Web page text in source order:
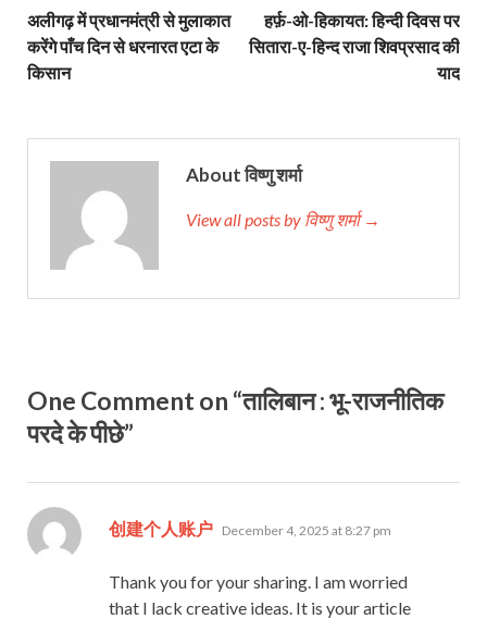
अलीगढ़ में प्रधानमंत्री से मुलाकात
करेंगे पाँच दिन से धरनारत एटा के
किसान
हर्फ़-ओ-हिकायत: हिन्दी दिवस पर
सितारा-ए-हिन्द राजा शिवप्रसाद की
याद
About विष्णु शर्मा
View all posts by विष्णु शर्मा →
One Comment on “तालिबान : भू-राजनीतिक
परदे के पीछे”
创建个人账户 says:
December 4, 2025 at 8:27 pm
Thank you for your sharing. I am worried
that I lack creative ideas. It is your article